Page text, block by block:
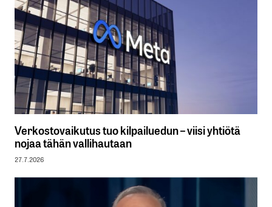
Verkostovaikutus tuo kilpailuedun – viisi yhtiötä
nojaa tähän vallihautaan
27.7.2026